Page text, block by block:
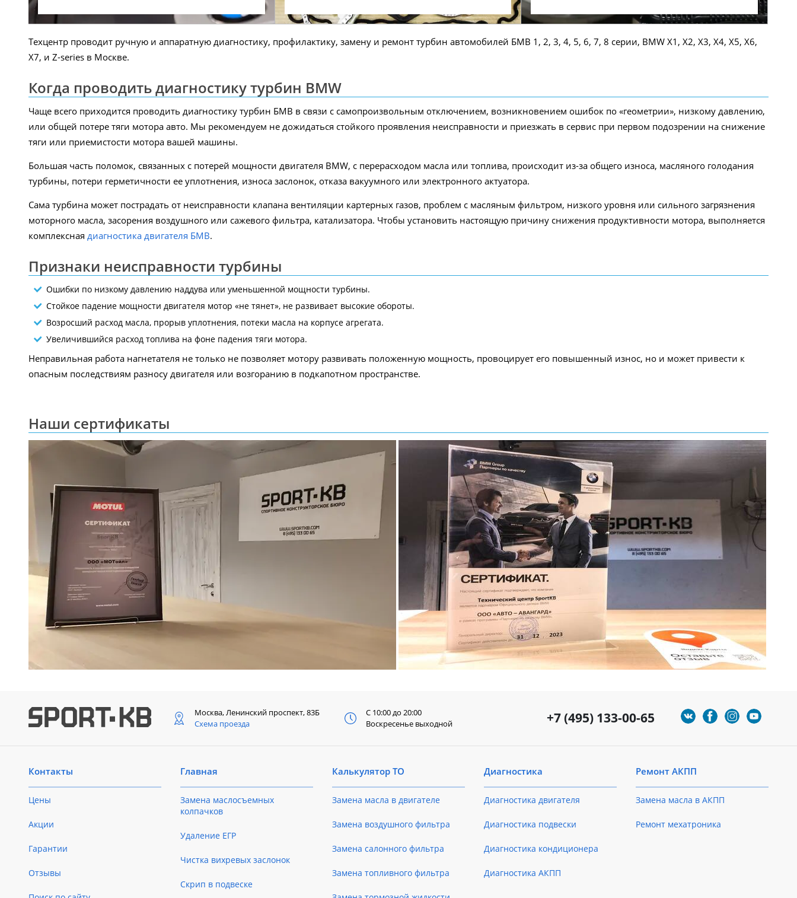
Техцентр проводит ручную и аппаратную диагностику, профилактику, замену и ремонт турбин автомобилей БМВ 1, 2, 3, 4, 5, 6, 7, 8 серии, BMW X1, X2, X3, X4, X5, X6,
X7, и Z-series в Москве.
Когда проводить диагностику турбин BMW
Чаще всего приходится проводить диагностику турбин БМВ в связи с самопроизвольным отключением, возникновением ошибок по «геометрии», низкому давлению,
или общей потере тяги мотора авто. Мы рекомендуем не дожидаться стойкого проявления неисправности и приезжать в сервис при первом подозрении на снижение
тяги или приемистости мотора вашей машины.
Большая часть поломок, связанных с потерей мощности двигателя BMW, с перерасходом масла или топлива, происходит из-за общего износа, масляного голодания
турбины, потери герметичности ее уплотнения, износа заслонок, отказа вакуумного или электронного актуатора.
Сама турбина может пострадать от неисправности клапана вентиляции картерных газов, проблем с масляным фильтром, низкого уровня или сильного загрязнения
моторного масла, засорения воздушного или сажевого фильтра, катализатора. Чтобы установить настоящую причину снижения продуктивности мотора, выполняется
комплексная диагностика двигателя БМВ.
Признаки неисправности турбины
Ошибки по низкому давлению наддува или уменьшенной мощности турбины.
Стойкое падение мощности двигателя мотор «не тянет», не развивает высокие обороты.
Возросший расход масла, прорыв уплотнения, потеки масла на корпусе агрегата.
Увеличившийся расход топлива на фоне падения тяги мотора.
Неправильная работа нагнетателя не только не позволяет мотору развивать положенную мощность, провоцирует его повышенный износ, но и может привести к
опасным последствиям разносу двигателя или возгоранию в подкапотном пространстве.
Наши сертификаты
+7 (495) 133-00-65
Москва, Ленинский проспект, 83Б
Схема проезда
С 10:00 до 20:00
Воскресенье выходной
Контакты
Цены
Акции
Гарантии
Отзывы
Главная
Замена маслосъемных
колпачков
Удаление ЕГР
Чистка вихревых заслонок
Скрип в подвеске
Калькулятор ТО
Замена масла в двигателе
Замена воздушного фильтра
Замена салонного фильтра
Замена топливного фильтра
Диагностика
Диагностика двигателя
Диагностика подвески
Диагностика кондиционера
Диагностика АКПП
Ремонт АКПП
Замена масла в АКПП
Ремонт мехатроника